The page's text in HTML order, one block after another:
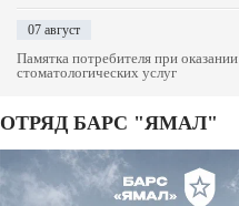
07 август
Памятка потребителя при оказании
стоматологических услуг
ОТРЯД БАРС "ЯМАЛ"